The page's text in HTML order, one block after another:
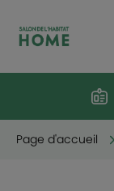
Page d'accueil